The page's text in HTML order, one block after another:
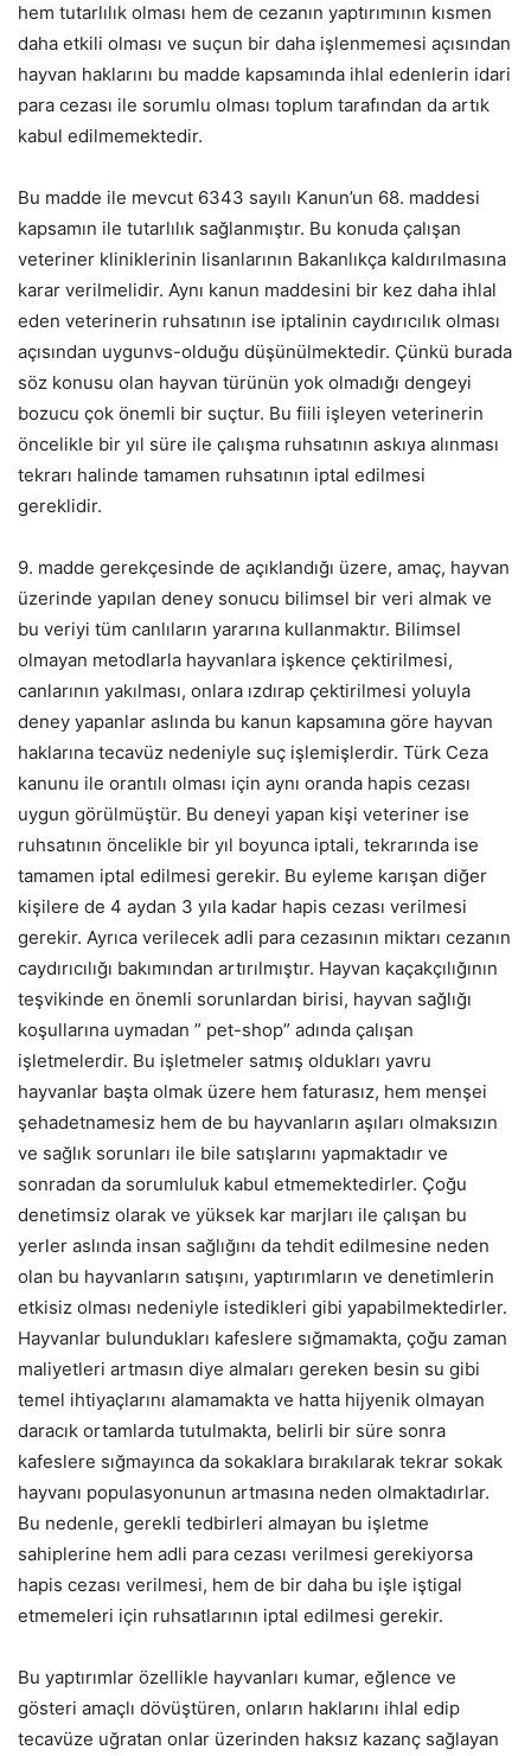
hem tutarlılık olması hem de cezanın yaptırımının kısmen
daha etkili olması ve suçun bir daha işlenmemesi açısından
hayvan haklarını bu madde kapsamında ihlal edenlerin idari
para cezası ile sorumlu olması toplum tarafından da artık
kabul edilmemektedir.
Bu madde ile mevcut 6343 sayılı Kanun’un 68. maddesi
kapsamın ile tutarlılık sağlanmıştır. Bu konuda çalışan
veteriner kliniklerinin lisanlarının Bakanlıkça kaldırılmasına
karar verilmelidir. Aynı kanun maddesini bir kez daha ihlal
eden veterinerin ruhsatının ise iptalinin caydırıcılık olması
açısından uygunvs-olduğu düşünülmektedir. Çünkü burada
söz konusu olan hayvan türünün yok olmadığı dengeyi
bozucu çok önemli bir suçtur. Bu fiili işleyen veterinerin
öncelikle bir yıl süre ile çalışma ruhsatının askıya alınması
tekrarı halinde tamamen ruhsatının iptal edilmesi
gereklidir.
9. madde gerekçesinde de açıklandığı üzere, amaç, hayvan
üzerinde yapılan deney sonucu bilimsel bir veri almak ve
bu veriyi tüm canlıların yararına kullanmaktır. Bilimsel
olmayan metodlarla hayvanlara işkence çektirilmesi,
canlarının yakılması, onlara ızdırap çektirilmesi yoluyla
deney yapanlar aslında bu kanun kapsamına göre hayvan
haklarına tecavüz nedeniyle suç işlemişlerdir. Türk Ceza
kanunu ile orantılı olması için aynı oranda hapis cezası
uygun görülmüştür. Bu deneyi yapan kişi veteriner ise
ruhsatının öncelikle bir yıl boyunca iptali, tekrarında ise
tamamen iptal edilmesi gerekir. Bu eyleme karışan diğer
kişilere de 4 aydan 3 yıla kadar hapis cezası verilmesi
gerekir. Ayrıca verilecek adli para cezasının miktarı cezanın
caydırıcılığı bakımından artırılmıştır. Hayvan kaçakçılığının
teşvikinde en önemli sorunlardan birisi, hayvan sağlığı
koşullarına uymadan ” pet-shop” adında çalışan
işletmelerdir. Bu işletmeler satmış oldukları yavru
hayvanlar başta olmak üzere hem faturasız, hem menşei
şehadetnamesiz hem de bu hayvanların aşıları olmaksızın
ve sağlık sorunları ile bile satışlarını yapmaktadır ve
sonradan da sorumluluk kabul etmemektedirler. Çoğu
denetimsiz olarak ve yüksek kar marjları ile çalışan bu
yerler aslında insan sağlığını da tehdit edilmesine neden
olan bu hayvanların satışını, yaptırımların ve denetimlerin
etkisiz olması nedeniyle istedikleri gibi yapabilmektedirler.
Hayvanlar bulundukları kafeslere sığmamakta, çoğu zaman
maliyetleri artmasın diye almaları gereken besin su gibi
temel ihtiyaçlarını alamamakta ve hatta hijyenik olmayan
daracık ortamlarda tutulmakta, belirli bir süre sonra
kafeslere sığmayınca da sokaklara bırakılarak tekrar sokak
hayvanı populasyonunun artmasına neden olmaktadırlar.
Bu nedenle, gerekli tedbirleri almayan bu işletme
sahiplerine hem adli para cezası verilmesi gerekiyorsa
hapis cezası verilmesi, hem de bir daha bu işle iştigal
etmemeleri için ruhsatlarının iptal edilmesi gerekir.
Bu yaptırımlar özellikle hayvanları kumar, eğlence ve
gösteri amaçlı dövüştüren, onların haklarını ihlal edip
tecavüze uğratan onlar üzerinden haksız kazanç sağlayan